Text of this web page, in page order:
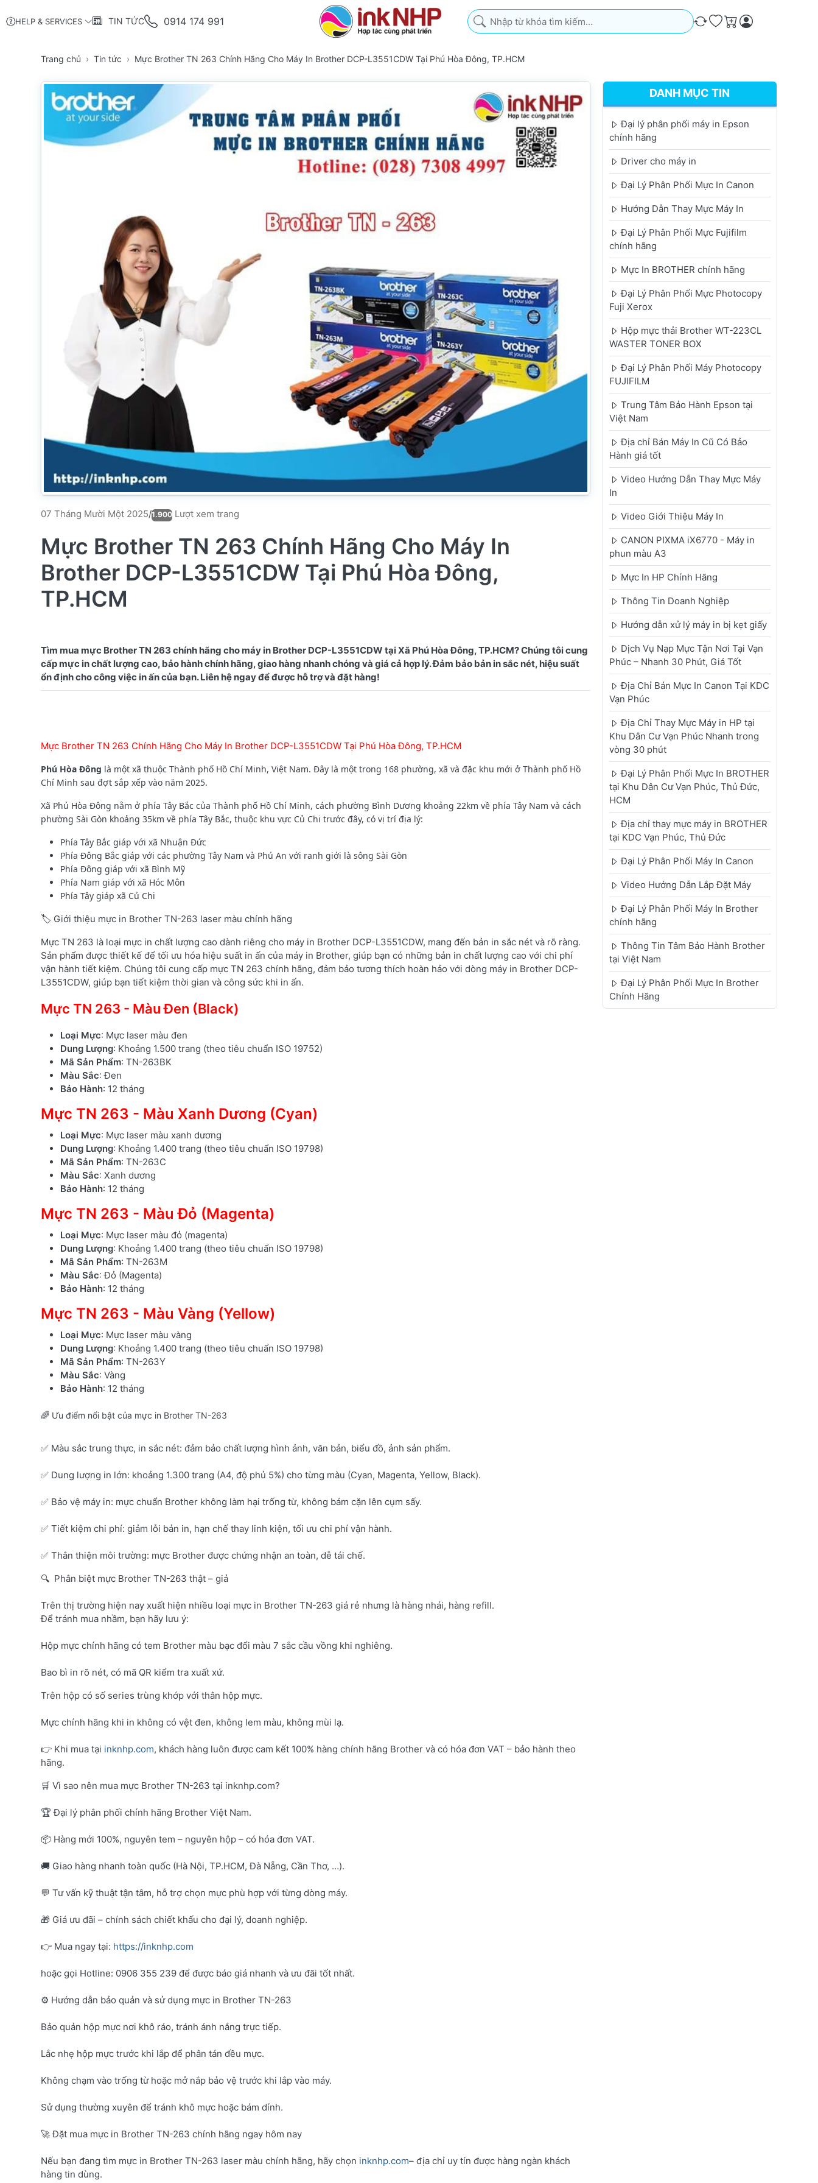
HELP & SERVICES TIN TỨC 0914 174 991
Nhập từ khóa tìm kiếm. Kết quả sẽ tự động xuất hiện khi bạn nhập. Nhấn phím
So sánh
Ưa thích
Giỏ hàng
Trang chủ Tin tức Mực Brother TN 263 Chính Hãng Cho Máy In Brother DCP-L3551CDW Tại Phú Hòa Đông, TP.HCM
07 Tháng Mười Một 2025/1.900 Lượt xem trang
Mực Brother TN 263 Chính Hãng Cho Máy In
Brother DCP-L3551CDW Tại Phú Hòa Đông,
TP.HCM
Tìm mua mực Brother TN 263 chính hãng cho máy in Brother DCP-L3551CDW tại Xã Phú Hòa Đông, TP.HCM? Chúng tôi cung
cấp mực in chất lượng cao, bảo hành chính hãng, giao hàng nhanh chóng và giá cả hợp lý. Đảm bảo bản in sắc nét, hiệu suất
Mực Brother TN 263 Chính Hãng Cho Máy In Brother DCP-L3551CDW Tại Phú Hòa Đông, TP.HCM
Phú Hòa Đông là một xã thuộc Thành phố Hồ Chí Minh, Việt Nam. Đây là một trong 168 phường, xã và đặc khu mới ở Thành phố Hồ
Chí Minh sau đợt sắp xếp vào năm 2025.
Xã Phú Hòa Đông nằm ở phía Tây Bắc của Thành phố Hồ Chí Minh, cách phường Bình Dương khoảng 22km về phía Tây Nam và cách
phường Sài Gòn khoảng 35km về phía Tây Bắc, thuộc khu vực Củ Chi trước đây, có vị trí địa lý:
Phía Tây Bắc giáp với xã Nhuận Đức
Phía Đông Bắc giáp với các phường Tây Nam và Phú An với ranh giới là sông Sài Gòn
Phía Đông giáp với xã Bình Mỹ
Phía Nam giáp với xã Hóc Môn
Phía Tây giáp xã Củ Chi
🏷️ Giới thiệu mực in Brother TN-263 laser màu chính hãng
Mực TN 263 là loại mực in chất lượng cao dành riêng cho máy in Brother DCP-L3551CDW, mang đến bản in sắc nét và rõ ràng.
Sản phẩm được thiết kế để tối ưu hóa hiệu suất in ấn của máy in Brother, giúp bạn có những bản in chất lượng cao với chi phí
vận hành tiết kiệm. Chúng tôi cung cấp mực TN 263 chính hãng, đảm bảo tương thích hoàn hảo với dòng máy in Brother DCP-
L3551CDW, giúp bạn tiết kiệm thời gian và công sức khi in ấn.
Mực TN 263 - Màu Đen (Black)
Loại Mực: Mực laser màu đen
Dung Lượng: Khoảng 1.500 trang (theo tiêu chuẩn ISO 19752)
Mã Sản Phẩm: TN-263BK
Màu Sắc: Đen
Bảo Hành: 12 tháng
Mực TN 263 - Màu Xanh Dương (Cyan)
Loại Mực: Mực laser màu xanh dương
Dung Lượng: Khoảng 1.400 trang (theo tiêu chuẩn ISO 19798)
Mã Sản Phẩm: TN-263C
Màu Sắc: Xanh dương
Bảo Hành: 12 tháng
Mực TN 263 - Màu Đỏ (Magenta)
Loại Mực: Mực laser màu đỏ (magenta)
Dung Lượng: Khoảng 1.400 trang (theo tiêu chuẩn ISO 19798)
Mã Sản Phẩm: TN-263M
Màu Sắc: Đỏ (Magenta)
Bảo Hành: 12 tháng
Mực TN 263 - Màu Vàng (Yellow)
Loại Mực: Mực laser màu vàng
Dung Lượng: Khoảng 1.400 trang (theo tiêu chuẩn ISO 19798)
Mã Sản Phẩm: TN-263Y
Màu Sắc: Vàng
Bảo Hành: 12 tháng
🌈 Ưu điểm nổi bật của mực in Brother TN-263
✅ Màu sắc trung thực, in sắc nét: đảm bảo chất lượng hình ảnh, văn bản, biểu đồ, ảnh sản phẩm.
✅ Dung lượng in lớn: khoảng 1.300 trang (A4, độ phủ 5%) cho từng màu (Cyan, Magenta, Yellow, Black).
✅ Bảo vệ máy in: mực chuẩn Brother không làm hại trống từ, không bám cặn lên cụm sấy.
✅ Tiết kiệm chi phí: giảm lỗi bản in, hạn chế thay linh kiện, tối ưu chi phí vận hành.
✅ Thân thiện môi trường: mực Brother được chứng nhận an toàn, dễ tái chế.
🔍 Phân biệt mực Brother TN-263 thật – giả
Trên thị trường hiện nay xuất hiện nhiều loại mực in Brother TN-263 giá rẻ nhưng là hàng nhái, hàng refill.
Để tránh mua nhầm, bạn hãy lưu ý:
Hộp mực chính hãng có tem Brother màu bạc đổi màu 7 sắc cầu vồng khi nghiêng.
Bao bì in rõ nét, có mã QR kiểm tra xuất xứ.
Trên hộp có số series trùng khớp với thân hộp mực.
Mực chính hãng khi in không có vệt đen, không lem màu, không mùi lạ.
👉 Khi mua tại inknhp.com, khách hàng luôn được cam kết 100% hàng chính hãng Brother và có hóa đơn VAT – bảo hành theo
hãng.
🛒 Vì sao nên mua mực Brother TN-263 tại inknhp.com?
🏆 Đại lý phân phối chính hãng Brother Việt Nam.
📦 Hàng mới 100%, nguyên tem – nguyên hộp – có hóa đơn VAT.
🚚 Giao hàng nhanh toàn quốc (Hà Nội, TP.HCM, Đà Nẵng, Cần Thơ, …).
💬 Tư vấn kỹ thuật tận tâm, hỗ trợ chọn mực phù hợp với từng dòng máy.
🎁 Giá ưu đãi – chính sách chiết khấu cho đại lý, doanh nghiệp.
👉 Mua ngay tại: https://inknhp.com
hoặc gọi Hotline: 0906 355 239 để được báo giá nhanh và ưu đãi tốt nhất.
⚙️ Hướng dẫn bảo quản và sử dụng mực in Brother TN-263
Bảo quản hộp mực nơi khô ráo, tránh ánh nắng trực tiếp.
Lắc nhẹ hộp mực trước khi lắp để phân tán đều mực.
Không chạm vào trống từ hoặc mở nắp bảo vệ trước khi lắp vào máy.
Sử dụng thường xuyên để tránh khô mực hoặc bám dính.
🚀 Đặt mua mực in Brother TN-263 chính hãng ngay hôm nay
Nếu bạn đang tìm mực in Brother TN-263 laser màu chính hãng, hãy chọn inknhp.com– địa chỉ uy tín được hàng ngàn khách
hàng tin dùng.
DANH MỤC TIN
Đại lý phân phối máy in Epson
chính hãng
Driver cho máy in
Đại Lý Phân Phối Mực In Canon
Hướng Dẫn Thay Mực Máy In
Đại Lý Phân Phối Mực Fujifilm
chính hãng
Mực In BROTHER chính hãng
Đại Lý Phân Phối Mực Photocopy
Fuji Xerox
Hộp mực thải Brother WT-223CL
WASTER TONER BOX
Đại Lý Phân Phối Máy Photocopy
FUJIFILM
Trung Tâm Bảo Hành Epson tại
Việt Nam
Địa chỉ Bán Máy In Cũ Có Bảo
Hành giá tốt
Video Hướng Dẫn Thay Mực Máy
In
Video Giới Thiệu Máy In
CANON PIXMA iX6770 - Máy in
phun màu A3
Mực In HP Chính Hãng
Thông Tin Doanh Nghiệp
Hướng dẫn xử lý máy in bị kẹt giấy
Dịch Vụ Nạp Mực Tận Nơi Tại Vạn
Phúc – Nhanh 30 Phút, Giá Tốt
Địa Chỉ Bán Mực In Canon Tại KDC
Vạn Phúc
Địa Chỉ Thay Mực Máy in HP tại
Khu Dân Cư Vạn Phúc Nhanh trong
vòng 30 phút
Đại Lý Phân Phối Mực In BROTHER
tại Khu Dân Cư Vạn Phúc, Thủ Đức,
HCM
Địa chỉ thay mực máy in BROTHER
tại KDC Vạn Phúc, Thủ Đức
Đại Lý Phân Phối Máy In Canon
Video Hướng Dẫn Lắp Đặt Máy
Đại Lý Phân Phối Máy In Brother
chính hãng
Thông Tin Tâm Bảo Hành Brother
tại Việt Nam
Đại Lý Phân Phối Mực In Brother
Chính Hãng